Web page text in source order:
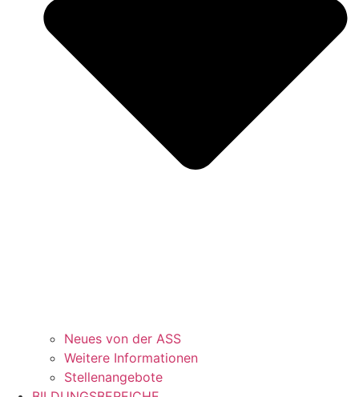
Neues von der ASS
Weitere Informationen
Stellenangebote